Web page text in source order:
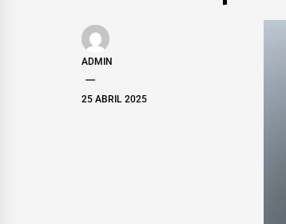
ADMIN
25 ABRIL 2025